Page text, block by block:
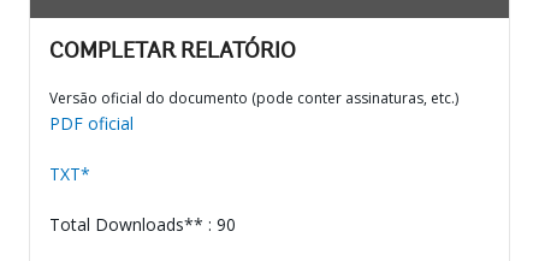
COMPLETAR RELATÓRIO
Versão oficial do documento (pode conter assinaturas, etc.)
PDF oficial
TXT*
Total Downloads** : 90